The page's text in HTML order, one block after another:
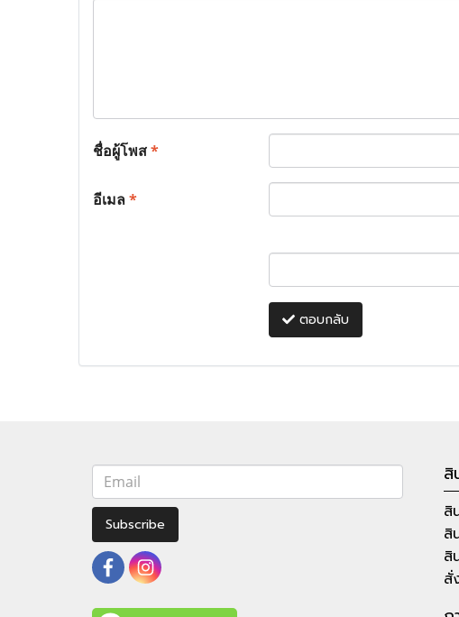
ชื่อผู้โพส*
อีเมล*
ตอบกลับ
Subscribe
สิ
สิ
สิ
สิ
สั่